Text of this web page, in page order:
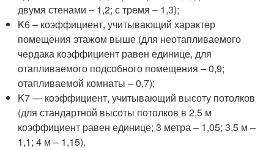
двумя стенами – 1,2; с тремя – 1,3);
K6 – коэффициент, учитывающий характер
помещения этажом выше (для неотапливаемого
чердака коэффициент равен единице, для
отапливаемого подсобного помещения – 0,9;
отапливаемой комнаты – 0,7);
K7 — коэффициент, учитывающий высоту потолков
(для стандартной высоты потолков в 2,5 м
коэффициент равен единице; 3 метра – 1,05; 3,5 м –
1,1; 4 м – 1,15).